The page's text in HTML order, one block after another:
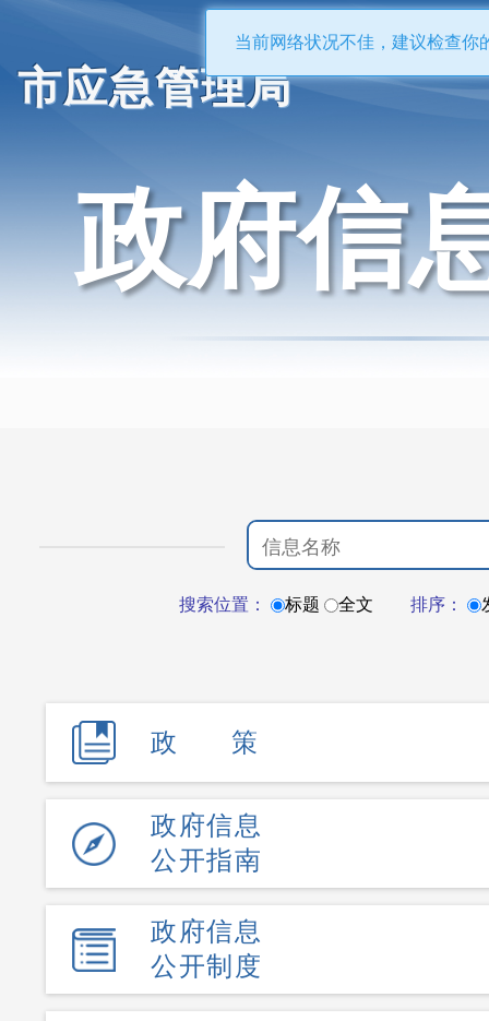
市应急管理局
政府信
搜索位置： 标题 全文 排序：
政策
政府信息
公开指南
政府信息
公开制度
当前网络状况不佳，建议检查你